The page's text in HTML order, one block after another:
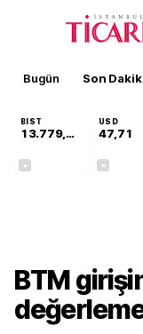
Bugün Son
BIST
13.779,39
USD
47,71
BTM